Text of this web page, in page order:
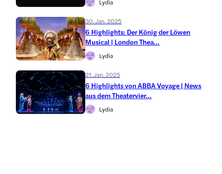
Lydia
30. Jan. 2025
6 Highlights: Der König der Löwen
Musical | London Thea...
Lydia
21. Jan. 2025
6 Highlights von ABBA Voyage | News
aus dem Theatervier...
Lydia